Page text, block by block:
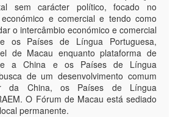
sem carácter político, focado no
económico e comercial e tendo como
o intercâmbio económico e comercial
os Países de Língua Portuguesa,
de Macau enquanto plataforma de
a China e os Países de Língua
de um desenvolvimento comum
da China, os Países de Língua
O Fórum de Macau está sediado
permanente.